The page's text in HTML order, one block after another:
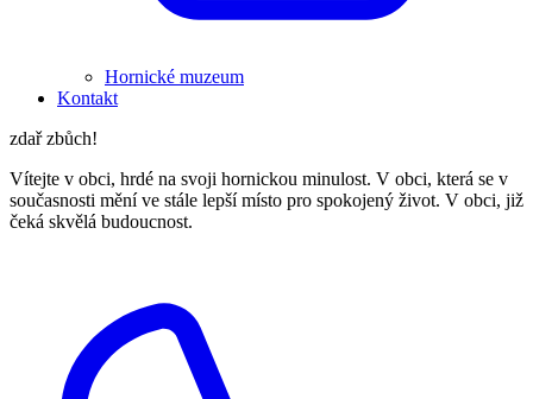
Hornické muzeum
Kontakt
zdař zbůch!
Vítejte v obci, hrdé na svoji hornickou minulost. V obci, která se v
současnosti mění ve stále lepší místo pro spokojený život. V obci, již
čeká skvělá budoucnost.